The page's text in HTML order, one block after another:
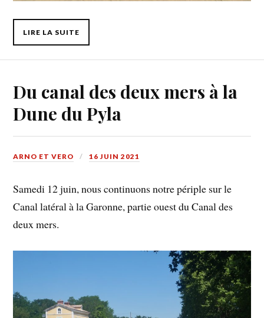
LIRE LA SUITE
Du canal des deux mers à la
Dune du Pyla
ARNO ET VERO 16 JUIN 2021
Samedi 12 juin, nous continuons notre périple sur le
Canal latéral à la Garonne, partie ouest du Canal des
deux mers.